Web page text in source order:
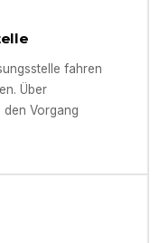
fahren
Über
Vorgang